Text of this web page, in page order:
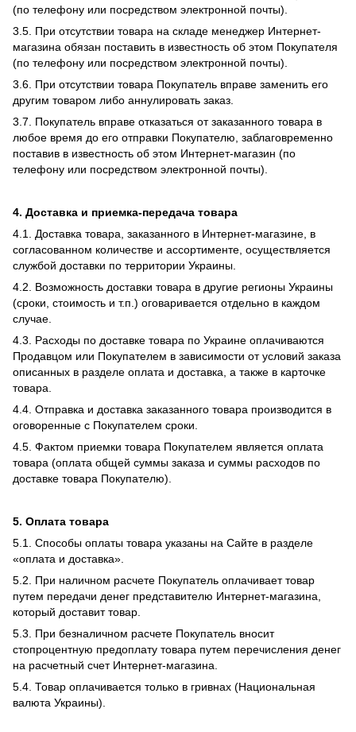
(по телефону или посредством электронной почты).
3.5. При отсутствии товара на складе менеджер Интернет-
магазина обязан поставить в известность об этом Покупателя
(по телефону или посредством электронной почты).
3.6. При отсутствии товара Покупатель вправе заменить его
другим товаром либо аннулировать заказ.
3.7. Покупатель вправе отказаться от заказанного товара в
любое время до его отправки Покупателю, заблаговременно
поставив в известность об этом Интернет-магазин (по
телефону или посредством электронной почты).
4. Доставка и приемка-передача товара
4.1. Доставка товара, заказанного в Интернет-магазине, в
согласованном количестве и ассортименте, осуществляется
службой доставки по территории Украины.
4.2. Возможность доставки товара в другие регионы Украины
(сроки, стоимость и т.п.) оговаривается отдельно в каждом
случае.
4.3. Расходы по доставке товара по Украине оплачиваются
Продавцом или Покупателем в зависимости от условий заказа
описанных в разделе оплата и доставка, а также в карточке
товара.
4.4. Отправка и доставка заказанного товара производится в
оговоренные с Покупателем сроки.
4.5. Фактом приемки товара Покупателем является оплата
товара (оплата общей суммы заказа и суммы расходов по
доставке товара Покупателю).
5. Оплата товара
5.1. Способы оплаты товара указаны на Сайте в разделе
«оплата и доставка».
5.2. При наличном расчете Покупатель оплачивает товар
путем передачи денег представителю Интернет-магазина,
который доставит товар.
5.3. При безналичном расчете Покупатель вносит
стопроцентную предоплату товара путем перечисления денег
на расчетный счет Интернет-магазина.
5.4. Товар оплачивается только в гривнах (Национальная
валюта Украины).